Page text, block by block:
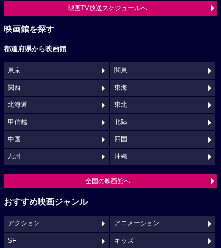
映画TV放送スケジュールへ
映画館を探す
都道府県から映画館
東京 関東
関西 東海
北海道 東北
甲信越 北陸
中国 四国
九州 沖縄
全国の映画館へ
おすすめ映画ジャンル
アクション アニメーション
SF キッズ